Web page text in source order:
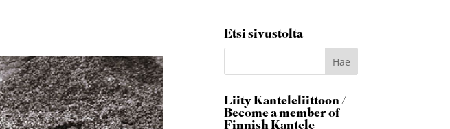
Etsi sivustolta
Liity Kanteleliittoon /
Become a member of